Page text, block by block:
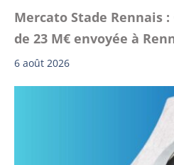
Mercato Stade Rennais
de 23 M€ envoyée à
6 août 2026